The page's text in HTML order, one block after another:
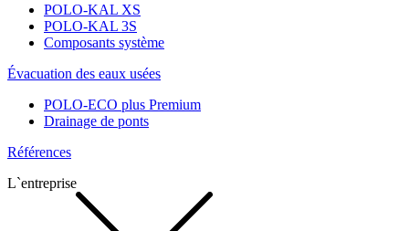
POLO-KAL XS
POLO-KAL 3S
Composants système
Évacuation des eaux usées
POLO-ECO plus Premium
Drainage de ponts
Références
L`entreprise